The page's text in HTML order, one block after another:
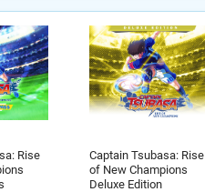
Rise
Captain Tsubasa: Rise
of New Champions
Deluxe Edition